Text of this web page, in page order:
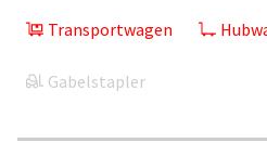
Transportwagen
Gabelstapler